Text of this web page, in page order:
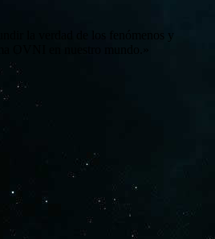
la verdad de los fenómenos y
OVNI en nuestro mundo.»